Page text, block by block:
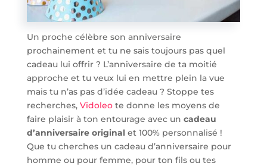
Un proche célèbre son anniversaire
prochainement et tu ne sais toujours pas quel
cadeau lui offrir ? L’anniversaire de ta moitié
approche et tu veux lui en mettre plein la vue
mais tu n’as pas d’idée cadeau ? Stoppe tes
recherches, Vidoleote donne les moyens de
faire plaisir à ton entourage avec un cadeau
d’anniversaire originalet 100% personnalisé !
Que tu cherches un cadeau d’anniversaire pour
homme ou pour femme, pour ton fils ou tes